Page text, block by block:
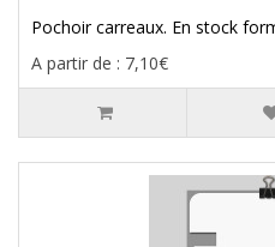
Pochoir carreaux. En stock
A partir de : 7,10€